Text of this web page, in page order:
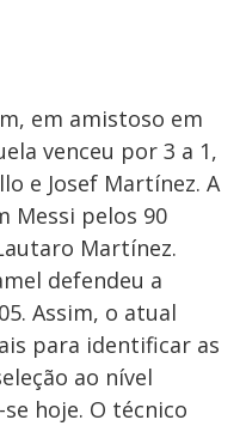
em amistoso em
venceu por 3 a 1,
e Josef Martínez. A
Messi pelos 90
Martínez.
defendeu a
Assim, o atual
para identificar as
ao nível
hoje. O técnico